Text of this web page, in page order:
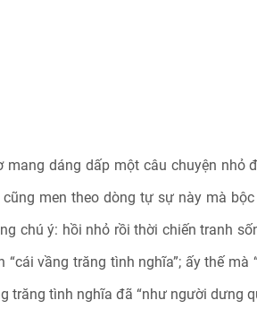
mang dáng dấp một câu chuyện
cũng men theo dòng tự sự này mà
chú ý: hồi nhỏ rồi thời chiến tranh
“cái vầng trăng tình nghĩa”; ấy thế
trăng tình nghĩa đã “như người dưng